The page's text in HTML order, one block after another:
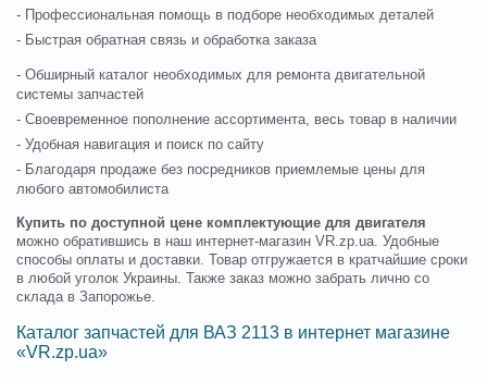
- Профессиональная помощь в подборе необходимых деталей
- Быстрая обратная связь и обработка заказа
- Обширный каталог необходимых для ремонта двигательной
системы запчастей
- Своевременное пополнение ассортимента, весь товар в наличии
- Удобная навигация и поиск по сайту
- Благодаря продаже без посредников приемлемые цены для
любого автомобилиста
Купить по доступной цене комплектующие для двигателя
можно обратившись в наш интернет-магазин VR.zp.ua. Удобные
способы оплаты и доставки. Товар отгружается в кратчайшие сроки
в любой уголок Украины. Также заказ можно забрать лично со
склада в Запорожье.
Каталог запчастей для ВАЗ 2113 в интернет магазине
«VR.zp.ua»